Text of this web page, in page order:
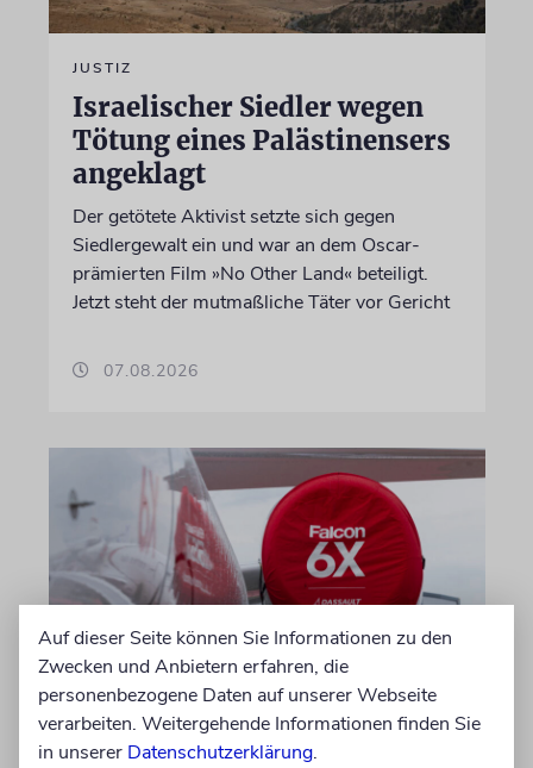
JUSTIZ
Israelischer Siedler wegen
Tötung eines Palästinensers
angeklagt
Der getötete Aktivist setzte sich gegen
Siedlergewalt ein und war an dem Oscar-
prämierten Film »No Other Land« beteiligt.
Jetzt steht der mutmaßliche Täter vor Gericht
07.08.2026
DUBLIN
Wegen Israel-Boykott:
Auf dieser Seite können Sie Informationen zu den
Zwecken und Anbietern erfahren, die
personenbezogene Daten auf unserer Webseite
verarbeiten. Weitergehende Informationen finden Sie
in unserer Datenschutzerklärung.